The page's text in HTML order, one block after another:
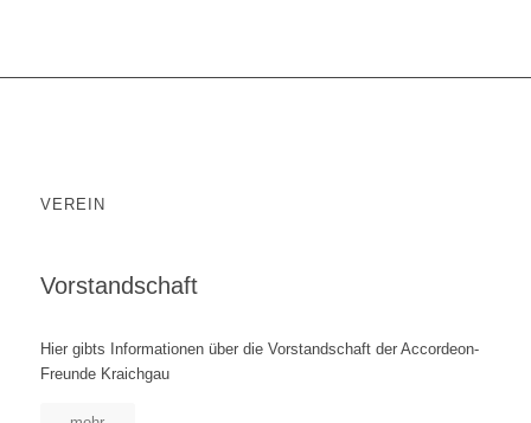
VEREIN
Vorstandschaft
Hier gibts Informationen über die Vorstandschaft der Accordeon-
Freunde Kraichgau